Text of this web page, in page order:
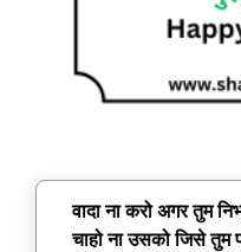
वादा ना करो अगर तुम
चाहो ना उसको जिसे तुम